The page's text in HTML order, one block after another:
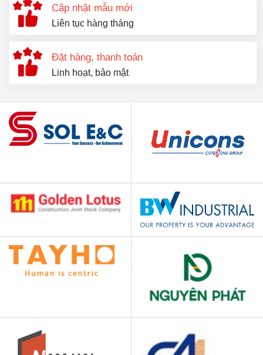
Cập nhật mẫu mới
Liên tục hàng tháng
Đặt hàng, thanh toán
Linh hoạt, bảo mật